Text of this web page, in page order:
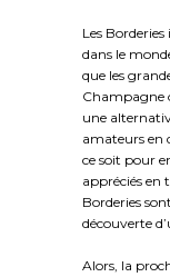
Les
dans le
que les
Champagne
une
amateurs en
ce soit pour
appréciés en
Borderies
découverte
Alors, la